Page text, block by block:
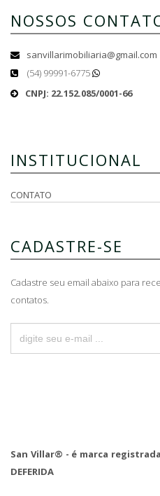
NOSSOS
sanvillarimobiliaria@gmail.com
(54) 99991-6775
CNPJ: 22.152.085/0001-66
INSTITUCIONAL
CONTATO
CADASTRE-SE
Cadastre seu email abaixo para
contatos.
San Villar® - é marca registrada
DEFERIDA